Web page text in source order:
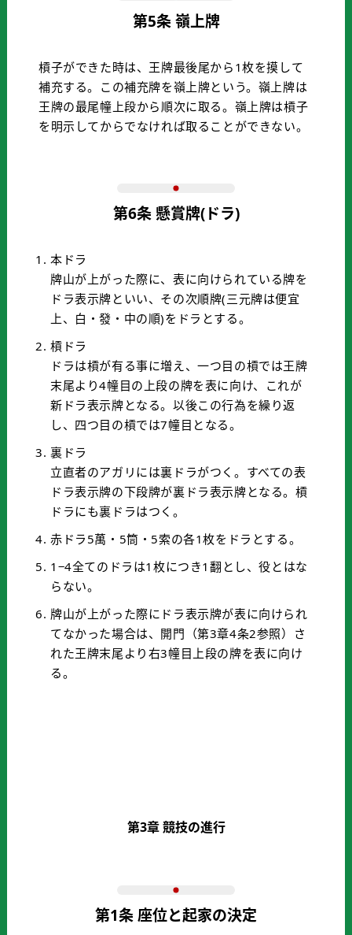
第5条 嶺上牌
槓子ができた時は、王牌最後尾から1枚を摸して
補充する。この補充牌を嶺上牌という。嶺上牌は
王牌の最尾幢上段から順次に取る。嶺上牌は槓子
を明示してからでなければ取ることができない。
第6条 懸賞牌(ドラ)
本ドラ
牌山が上がった際に、表に向けられている牌を
ドラ表示牌といい、その次順牌(三元牌は便宜
上、白・發・中の順)をドラとする。
槓ドラ
ドラは槓が有る事に増え、一つ目の槓では王牌
末尾より4幢目の上段の牌を表に向け、これが
新ドラ表示牌となる。以後この行為を繰り返
し、四つ目の槓では7幢目となる。
裏ドラ
立直者のアガリには裏ドラがつく。すべての表
ドラ表示牌の下段牌が裏ドラ表示牌となる。槓
ドラにも裏ドラはつく。
赤ドラ5萬・5筒・5索の各1枚をドラとする。
1−4全てのドラは1枚につき1翻とし、役とはな
らない。
牌山が上がった際にドラ表示牌が表に向けられ
てなかった場合は、開門（第3章4条2参照）さ
れた王牌末尾より右3幢目上段の牌を表に向け
る。
第3章 競技の進行
第1条 座位と起家の決定